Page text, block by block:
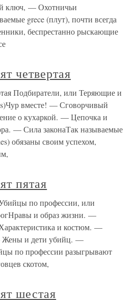
ключ, — Охотничьи
grece (плут), почти всегда
беспрестанно рыскающие
четвертая
Подбиратели, или Теряющие и
вместе! — Сговорчивый
о кухаркой. — Цепочка и
— Сила законаТак называемые
обязаны своим успехом,
пятая
Убийцы по профессии, или
и образ жизни. —
и костюм. —
Жены и дети убийц. —
по профессии разыгрывают
скотом,
шестая